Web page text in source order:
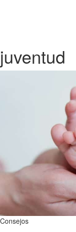
juventud
Consejos